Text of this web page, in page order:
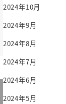
2024年10月
2024年9月
2024年8月
2024年7月
2024年6月
2024年5月